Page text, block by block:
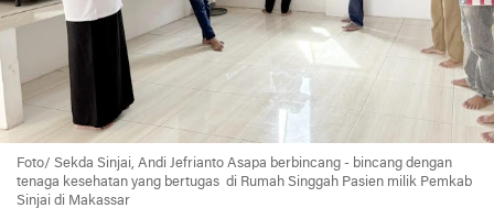
Foto/ Sekda Sinjai, Andi Jefrianto Asapa berbincang - bincang dengan
tenaga kesehatan yang bertugas di Rumah Singgah Pasien milik Pemkab
Sinjai di Makassar